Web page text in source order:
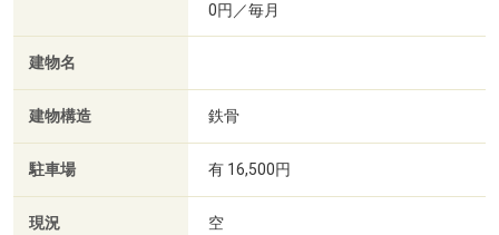
0円／毎月
建物名
建物構造 鉄骨
駐車場 有 16,500円
現況 空